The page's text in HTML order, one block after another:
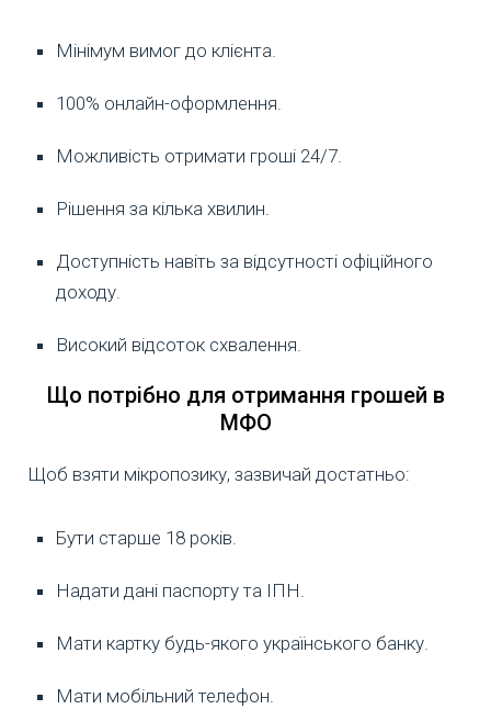
Мінімум вимог до клієнта.
100% онлайн-оформлення.
Можливість отримати гроші 24/7.
Рішення за кілька хвилин.
Доступність навіть за відсутності офіційного
доходу.
Високий відсоток схвалення.
Що потрібно для отримання грошей в
МФО
Щоб взяти мікропозику, зазвичай достатньо:
Бути старше 18 років.
Надати дані паспорту та ІПН.
Мати картку будь-якого українського банку.
Мати мобільний телефон.